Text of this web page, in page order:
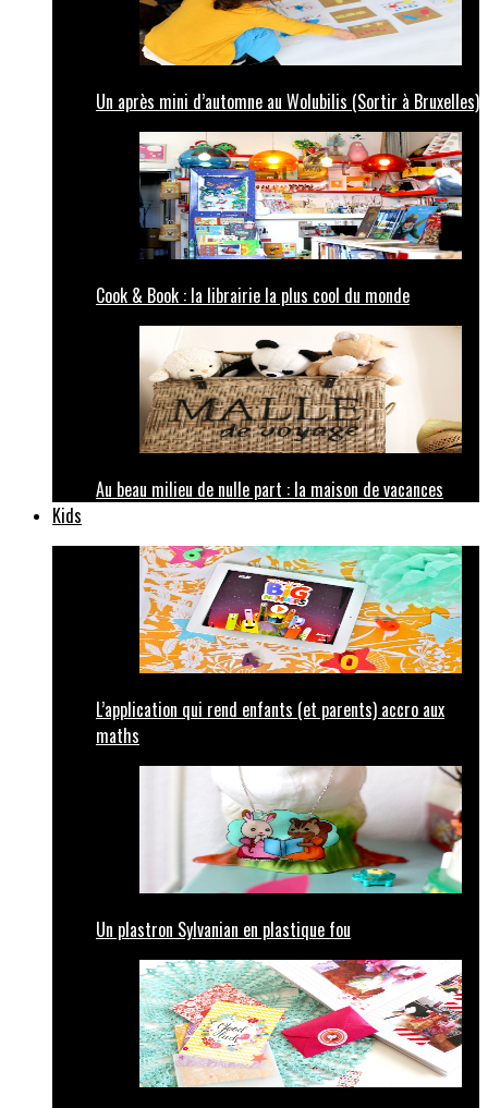
Un après mini d’automne au Wolubilis (Sortir à Bruxelles)
Cook & Book : la librairie la plus cool du monde
Au beau milieu de nulle part : la maison de vacances
Kids
L’application qui rend enfants (et parents) accro aux
maths
Un plastron Sylvanian en plastique fou